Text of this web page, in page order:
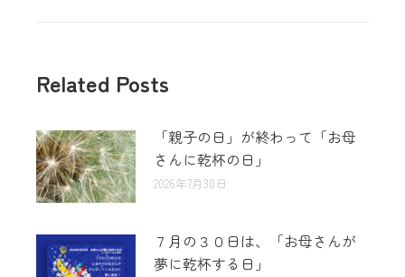
Related Posts
「親子の日」が終わって「お母
さんに乾杯の日」
2026年7月30日
７月の３０日は、「お母さんが
夢に乾杯する日」